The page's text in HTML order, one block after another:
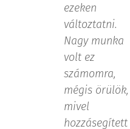
ezeken
változtatni.
Nagy munka
volt ez
számomra,
mégis örülök,
mivel
hozzásegített